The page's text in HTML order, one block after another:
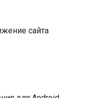
сайта